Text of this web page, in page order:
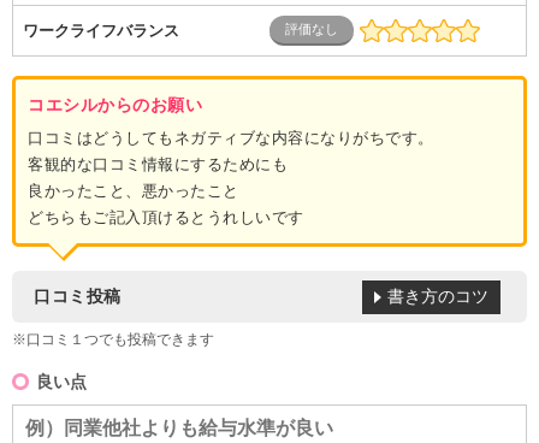
ワークライフバランス
コエシルからのお願い
口コミはどうしてもネガティブな内容になりがちです。
客観的な口コミ情報にするためにも
良かったこと、悪かったこと
どちらもご記入頂けるとうれしいです
口コミ投稿
※口コミ１つでも投稿できます
書き方のコツ
良い点